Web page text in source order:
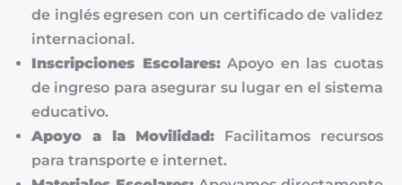
de inglés egresen con un certificado de validez
internacional.
Inscripciones Escolares:Apoyo en las cuotas
de ingreso para asegurar su lugar en el sistema
educativo.
Apoyo a la Movilidad: Facilitamos recursos
para transporte e internet.